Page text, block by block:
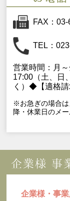
FAX：03-
TEL：
営業時間：月
17:00（土、日
く）◆【適格請
※お急ぎの場合は
降・休業日のメ
企業様・事